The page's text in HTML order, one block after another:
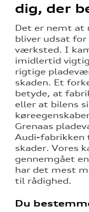
dig, der
Det er nemt at
bliver udsat for
værksted. I
imidlertid
rigtige
skaden. Et
betyde, at
eller at bilens
Grenaas
Audi-fabrikken
skader. Vores
gennemgået
har det mest
til rådighed.
Du